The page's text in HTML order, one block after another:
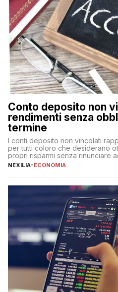
Conto deposito non
rendimenti senza
termine
I conti deposito non vincolati
per tutti coloro che desiderano
propri risparmi senza rinunciare
necessità. A differenza delle
flessibilità e rendimento. Come
NEXILIA-ECONOMIA